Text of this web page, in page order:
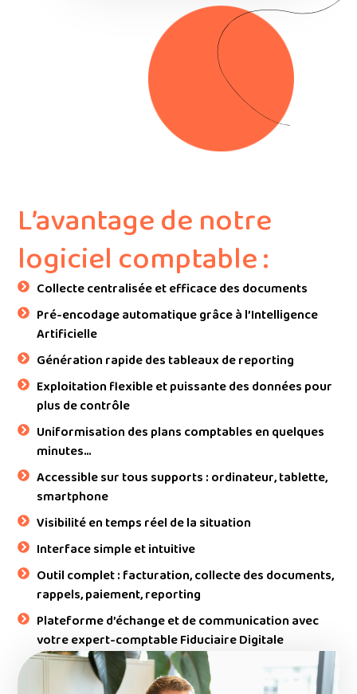
L’avantage de notre
logiciel comptable :
Collecte centralisée et efficace des documents
Pré-encodage automatique grâce à l’Intelligence
Artificielle
Génération rapide des tableaux de reporting
Exploitation flexible et puissante des données pour
plus de contrôle
Uniformisation des plans comptables en quelques
minutes…
Accessible sur tous supports : ordinateur, tablette,
smartphone
Visibilité en temps réel de la situation
Interface simple et intuitive
Outil complet : facturation, collecte des documents,
rappels, paiement, reporting
Plateforme d’échange et de communication avec
votre expert-comptable Fiduciaire Digitale